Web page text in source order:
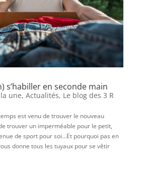
s’habiller en seconde main
une, Actualités, Le blog des 3 R
est venu de trouver le nouveau
trouver un imperméable pour le petit,
de sport pour soi…Et pourquoi pas en
donne tous les tuyaux pour se vêtir